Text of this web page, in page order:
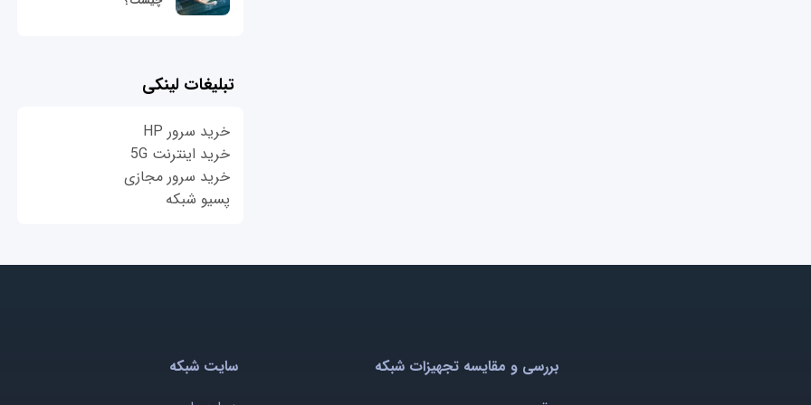
تبلیغات لینکی
خرید سرور HP
خرید اینترنت 5G
خرید سرور مجازی
پسیو شبکه
بررسی و مقایسه تجهیزات شبکه
سایت شبکه